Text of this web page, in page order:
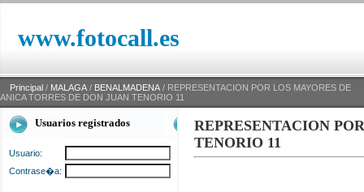
www.fotocall.es
Principal / MALAGA / BENALMADENA / REPRESENTACION POR LOS MAYORES DE
ANICA TORRES DE DON JUAN TENORIO 11
Usuarios registrados
Usuario:
Contrase�a:
REPRESENTACION
TENORIO 11